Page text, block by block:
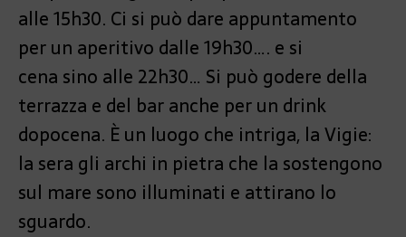
alle 15h30. Ci si può dare appuntamento
per un aperitivo dalle 19h30…. e si
cena sino alle 22h30… Si può godere della
terrazza e del bar anche per un drink
dopocena. È un luogo che intriga, la Vigie:
la sera gli archi in pietra che la sostengono
sul mare sono illuminati e attirano lo
sguardo.